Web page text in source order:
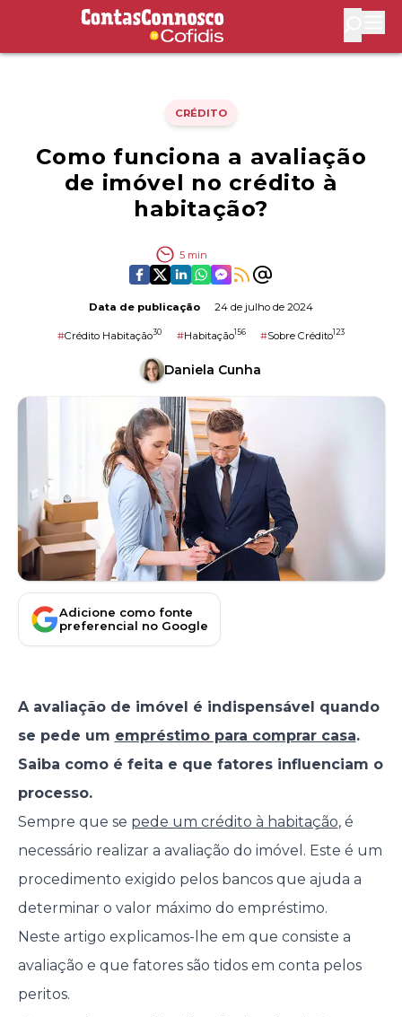
Contas Connosco by Cofidis
CRÉDITO
Como funciona a avaliação
de imóvel no crédito à
habitação?
5 min
Data de publicação 24 de julho de 2024
#Crédito Habitação30 #Habitação156 #Sobre Crédito123
Daniela Cunha
Adicione como fonte
preferencial no Google
A avaliação de imóvel é indispensável quando
se pede um empréstimo para comprar casa.
Saiba como é feita e que fatores influenciam o
processo.
Sempre que se pede um crédito à habitação, é
necessário realizar a avaliação do imóvel. Este é um
procedimento exigido pelos bancos que ajuda a
determinar o valor máximo do empréstimo.
Neste artigo explicamos-lhe em que consiste a
avaliação e que fatores são tidos em conta pelos
peritos.